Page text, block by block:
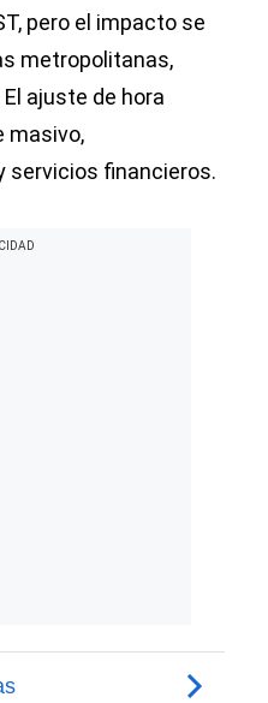
pero el impacto se
metropolitanas,
ajuste de hora
masivo,
servicios financieros.